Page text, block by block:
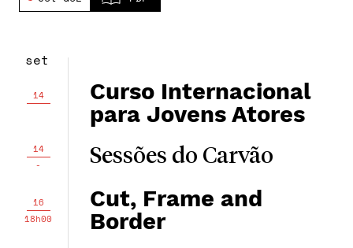
set
14
Curso Internacional
para Jovens Atores
14
-
Sessões do Carvão
16
18h00
Cut, Frame and
Border